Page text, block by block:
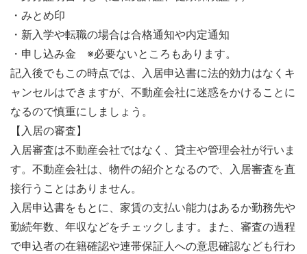
・みとめ印
・新入学や転職の場合は合格通知や内定通知
・申し込み金 ※必要ないところもあります。
記入後でもこの時点では、入居申込書に法的効力はなくキ
ャンセルはできますが、不動産会社に迷惑をかけることに
なるので慎重にしましょう。
【入居の審査】
入居審査は不動産会社ではなく、貸主や管理会社が行いま
す。不動産会社は、物件の紹介となるので、入居審査を直
接行うことはありません。
入居申込書をもとに、家賃の支払い能力はあるか勤務先や
勤続年数、年収などをチェックします。また、審査の過程
で申込者の在籍確認や連帯保証人への意思確認なども行わ